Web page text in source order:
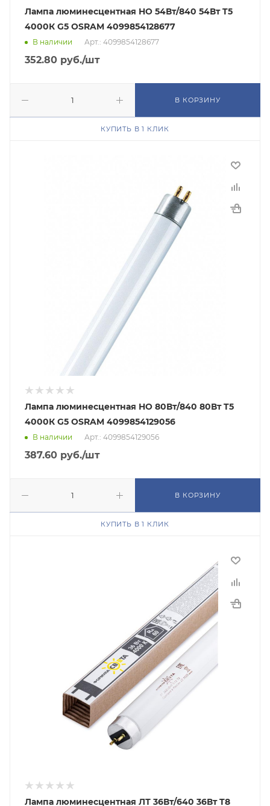
Лампа люминесцентная HO 54Вт/840 54Вт T5
4000К G5 OSRAM 4099854128677
В наличии Арт.: 4099854128677
352.80 руб./шт
В КОРЗИНУ
КУПИТЬ В 1 КЛИК
Лампа люминесцентная HO 80Вт/840 80Вт T5
4000К G5 OSRAM 4099854129056
В наличии Арт.: 4099854129056
387.60 руб./шт
В КОРЗИНУ
КУПИТЬ В 1 КЛИК
Лампа люминесцентная ЛТ 36Вт/640 36Вт T8